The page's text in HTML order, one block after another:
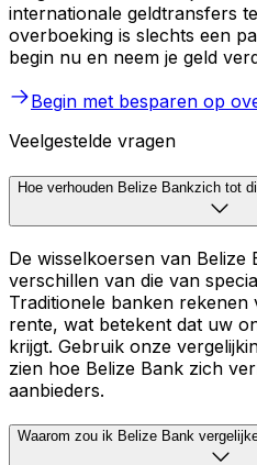
internationale geldtransfers
overboeking is slechts een
begin nu en neem je geld
Begin met besparen op
Veelgestelde vragen
Hoe verhouden Belize Bankzich tot
De wisselkoersen van Belize
verschillen van die van
Traditionele banken
rente, wat betekent dat uw
krijgt. Gebruik onze
zien hoe Belize Bank zich
aanbieders.
Waarom zou ik Belize Bank